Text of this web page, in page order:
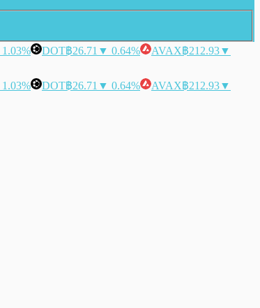
DOT฿26.71 ▼ 0.64% AVAX฿212.93▼
DOT฿26.71 ▼ 0.64% AVAX฿212.93▼